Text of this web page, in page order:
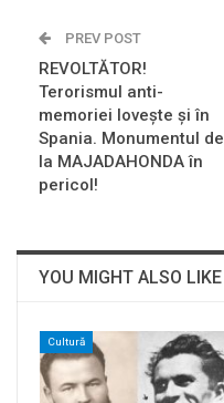
PREV POST
REVOLTĂTOR!
Terorismul anti-
memoriei loveşte şi în
Spania. Monumentul de
la MAJADAHONDA în
pericol!
YOU MIGHT ALSO LIKE
Cultură